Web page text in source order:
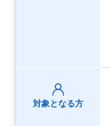
対象となる方